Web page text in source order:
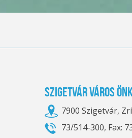
Szigetvár Város
7900 Szigetvár,
73/514-300, Fax: